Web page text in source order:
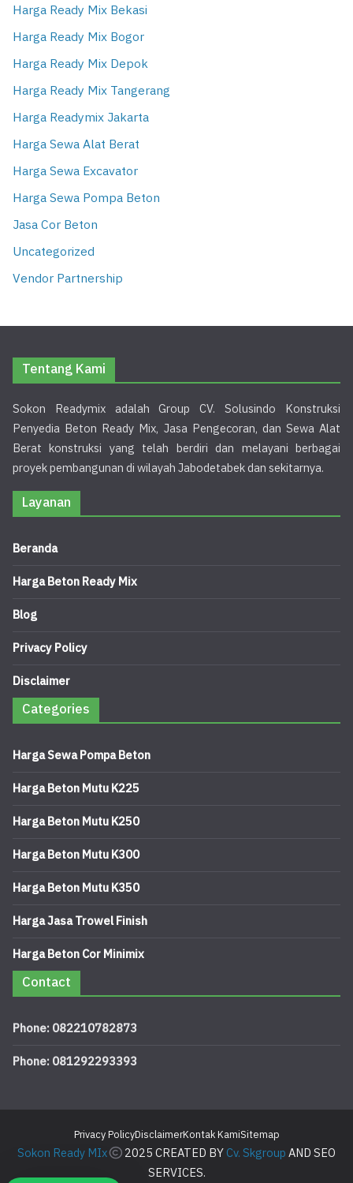
Harga Ready Mix Bekasi
Harga Ready Mix Bogor
Harga Ready Mix Depok
Harga Ready Mix Tangerang
Harga Readymix Jakarta
Harga Sewa Alat Berat
Harga Sewa Excavator
Harga Sewa Pompa Beton
Jasa Cor Beton
Uncategorized
Vendor Partnership
Tentang Kami
Sokon Readymix adalah Group CV. Solusindo Konstruksi
Penyedia Beton Ready Mix, Jasa Pengecoran, dan Sewa Alat
Berat konstruksi yang telah berdiri dan melayani berbagai
proyek pembangunan di wilayah Jabodetabek dan sekitarnya.
Layanan
Beranda
Harga Beton Ready Mix
Blog
Privacy Policy
Disclaimer
Categories
Harga Sewa Pompa Beton
Harga Beton Mutu K225
Harga Beton Mutu K250
Harga Beton Mutu K300
Harga Beton Mutu K350
Harga Jasa Trowel Finish
Harga Beton Cor Minimix
Contact
Phone: 082210782873
Phone: 081292293393
Privacy PolicyDisclaimerKontak KamiSitemap
Sokon Ready MIx 2025 CREATED BYCv. SkgroupAND SEO
SERVICES.